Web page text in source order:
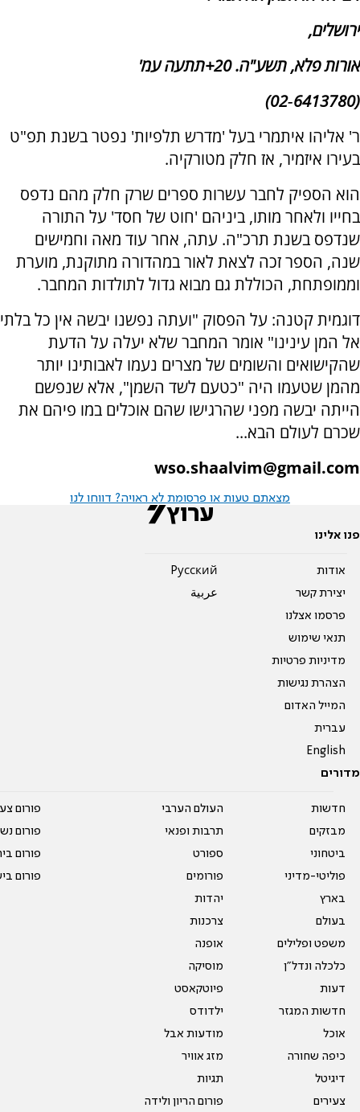
ירושלים,
אורות פלא, תשע"ה. 20+תתעה עמ'
(6413780‑02)
ר' אליהו איתמרי בעל 'מדרש תלפיות' נפטר בשנת תפ"ט
בעירו איזמיר, אז חלק מטורקיה.
הוא הספיק לחבר עשרות ספרים שרק חלק מהם נדפס
בחייו ולאחר מותו, ביניהם 'חוט של חסד' על התורה
שנדפס בשנת תרכ"ה. עתה, אחר עוד מאה וחמישים
שנה, הספר זכה לצאת לאור במהדורה מתוקנת, מוערת
וממופתחת, הכוללת גם מבוא גדול לתולדות המחבר.
דוגמית קטנה: על הפסוק "ועתה נפשנו יבשה אין כל בלתי
אל המן עינינו" אומר המחבר שלא יעלה על הדעת
שהקישואים והשומים של מצרים נעמו לאבותינו יותר
מהמן שטעמו היה "כטעם לשד השמן", אלא שנפשם
הייתה יבשה מפני שהרגישו שהם אוכלים במו פיהם את
שכרם לעולם הבא...
wso.shaalvim@gmail.com
מצאתם טעות או פרסומת לא ראויה? דווחו לנו
פנו אלינו
אודות
יצירת קשר
פרסמו אצלנו
תנאי שימוש
מדיניות פרטיות
הצהרת נגישות
המייל האדום
עברית
English
Pусский
عربية
מדורים
חדשות
מבזקים
ביטחוני
פוליטי-מדיני
בארץ
בעולם
משפט ופלילים
כלכלה ונדל"ן
דעות
חדשות המגזר
אוכל
כיפה שחורה
דיגיטל
צעירים
העולם הערבי
תרבות ופנאי
ספורט
פורומים
יהדות
צרכנות
אופנה
מוסיקה
פיוטקאסט
ילדודס
מודעות אבל
מזג אוויר
תגיות
פורום הריון ולידה
פורום
פורום
פורום
פורום